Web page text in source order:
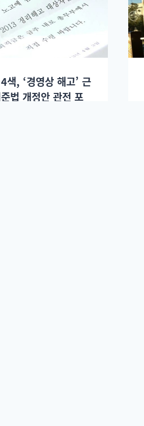
색, ‘경영상 해고’ 근
법 개정안 관전 포